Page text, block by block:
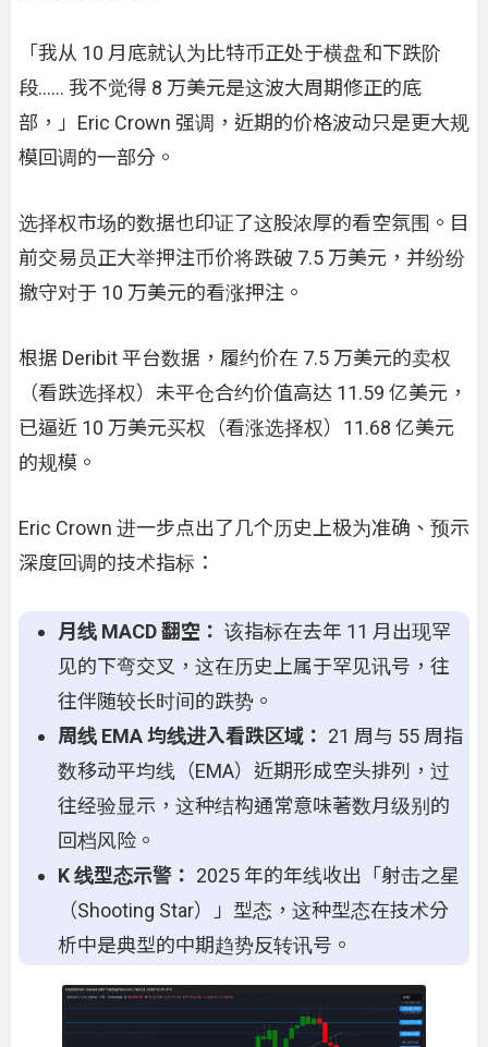
「我从 10 月底就认为比特币正处于横盘和下跌阶
段…… 我不觉得 8 万美元是这波大周期修正的底
部，」Eric Crown 强调，近期的价格波动只是更大规
模回调的一部分。
选择权市场的数据也印证了这股浓厚的看空氛围。目
前交易员正大举押注币价将跌破 7.5 万美元，并纷纷
撤守对于 10 万美元的看涨押注。
根据 Deribit 平台数据，履约价在 7.5 万美元的卖权
（看跌选择权）未平仓合约价值高达 11.59 亿美元，
已逼近 10 万美元买权（看涨选择权）11.68 亿美元
的规模。
Eric Crown 进一步点出了几个历史上极为准确、预示
深度回调的技术指标：
月线 MACD 翻空： 该指标在去年 11 月出现罕
见的下弯交叉，这在历史上属于罕见讯号，往
往伴随较长时间的跌势。
周线 EMA 均线进入看跌区域： 21 周与 55 周指
数移动平均线（EMA）近期形成空头排列，过
往经验显示，这种结构通常意味著数月级别的
回档风险。
K 线型态示警： 2025 年的年线收出「射击之星
（Shooting Star）」型态，这种型态在技术分
析中是典型的中期趋势反转讯号。